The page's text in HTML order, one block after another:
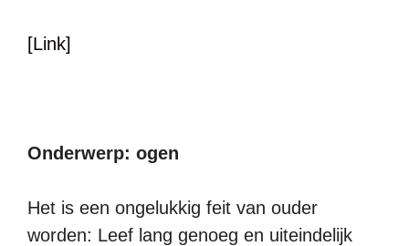
[Link]
Onderwerp: ogen
Het is een ongelukkig feit van ouder
worden: Leef lang genoeg en uiteindelijk